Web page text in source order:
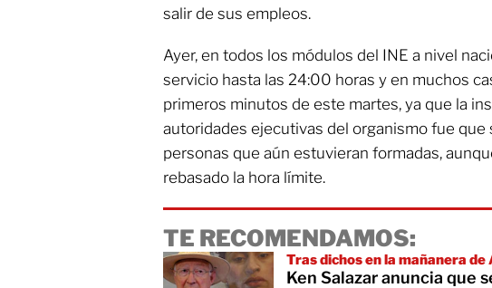
salir de sus empleos.
Ayer, en todos los módulos del INE a nivel
servicio hasta las 24:00 horas y en muchos
primeros minutos de este martes, ya que la
autoridades ejecutivas del organismo fue que
personas que aún estuvieran formadas,
rebasado la hora límite.
TE RECOMENDAMOS:
Tras dichos en la mañanera de
Ken Salazar anuncia que